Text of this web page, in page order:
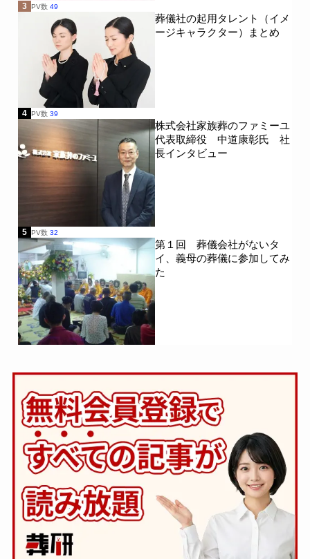
3 PV数 49
葬儀社の起用タレント（イメ
ージキャラクター）まとめ
4 PV数 39
株式会社家族葬のファミーユ
代表取締役 中道康彰氏 社
長インタビュー
5 PV数 32
第１回 葬儀会社がないタ
イ、義母の葬儀に参加してみ
た